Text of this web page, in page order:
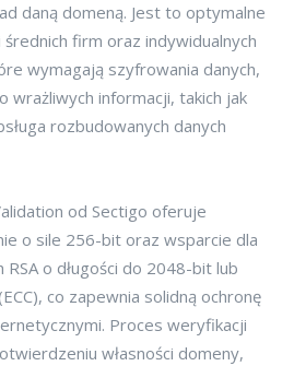
daną domeną. Jest to optymalne
średnich firm oraz indywidualnych
wymagają szyfrowania danych,
wrażliwych informacji, takich jak
rozbudowanych danych
od Sectigo oferuje
o sile 256-bit oraz wsparcie dla
o długości do 2048-bit lub
co zapewnia solidną ochronę
Proces weryfikacji
własności domeny,